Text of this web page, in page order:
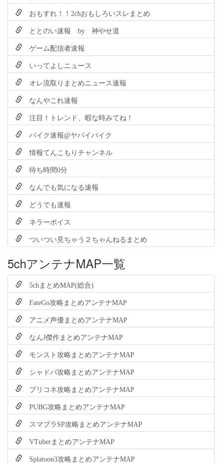
おもすれ！！2chおもしろいスレまとめ
ととのい速報 by 神やせ道
ゲーム配信者速報
いってよしニュース
オレ流取りまとめニュース速報
なんやこれ速報
注目！トレンド、暇な時みてね！
バイク速報@ヤバイバイク
情報てんこもりチャンネル
待ち時間0分
なんでも気になる速報
どうでも速報
ネラーボイス
ついつい見ちゃう２ちゃんねるまとめ
5chアンテナMAP一覧
5chまとめMAP(総合)
FateGo攻略まとめアンテナMAP
アニメ声優まとめアンテナMAP
なんJ傑作まとめアンテナMAP
モンスト攻略まとめアンテナMAP
シャドバ攻略まとめアンテナMAP
プリコネ攻略まとめアンテナMAP
PUBG攻略まとめアンテナMAP
スマブラSP攻略まとめアンテナMAP
VTuberまとめアンテナMAP
Splatoon3攻略まとめアンテナMAP